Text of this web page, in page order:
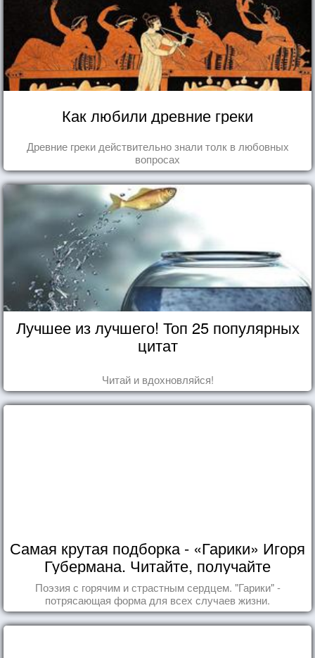
Как любили древние греки
Древние греки действительно знали толк в любовных
вопросах
Лучшее из лучшего! Топ 25 популярных
цитат
Читай и вдохновляйся!
Самая крутая подборка - «Гарики» Игоря
Губермана. Читайте, получайте
удовольствие!
Поэзия с горячим и страстным сердцем. "Гарики" -
потрясающая форма для всех случаев жизни.